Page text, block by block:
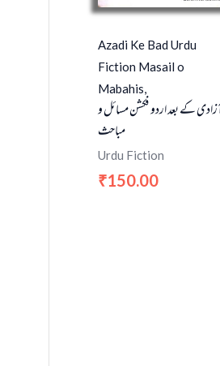
Azadi Ke Bad Urdu
Fiction Masail o
Mabahis,
کے بعد اردو فکشن مسائل و
مباحث
Urdu Fiction
₹150.00